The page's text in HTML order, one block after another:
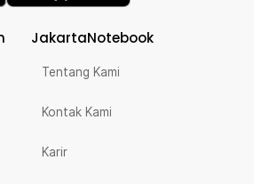
JakartaNotebook
Tentang Kami
Kontak Kami
Karir